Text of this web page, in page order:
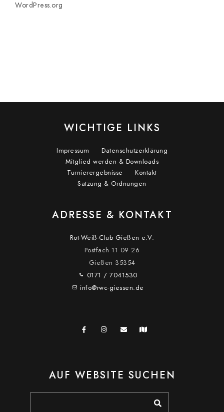
WordPress.org
WICHTIGE LINKS
Impressum
Datenschutzerklärung
Mitglied werden & Downloads
Turnierergebnisse
Kontakt
Satzung & Ordnungen
ADRESSE & KONTAKT
Rot-Weiß-Club Gießen e.V.
Postfach 11 09 26
Gießen 35354
0171 / 7041530
info@rwc-giessen.de
AUF WEBSITE SUCHEN